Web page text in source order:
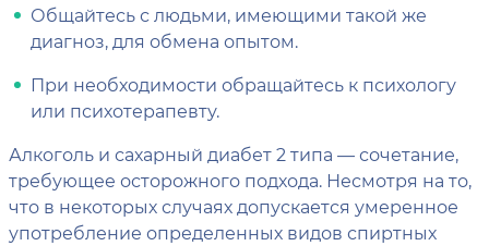
Общайтесь с людьми, имеющими такой же
диагноз, для обмена опытом.
При необходимости обращайтесь к психологу
или психотерапевту.
Алкоголь и сахарный диабет 2 типа — сочетание,
требующее осторожного подхода. Несмотря на то,
что в некоторых случаях допускается умеренное
употребление определенных видов спиртных